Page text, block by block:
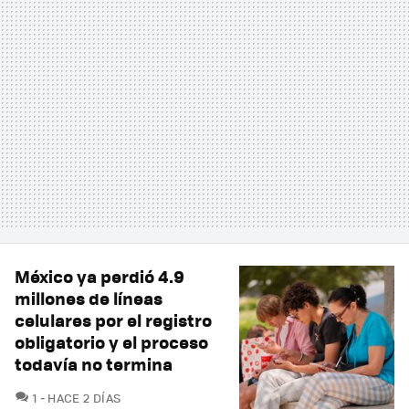
México ya perdió 4.9
millones de líneas
celulares por el registro
obligatorio y el proceso
todavía no termina
1 COMENTARIOS
HACE 2 DÍAS